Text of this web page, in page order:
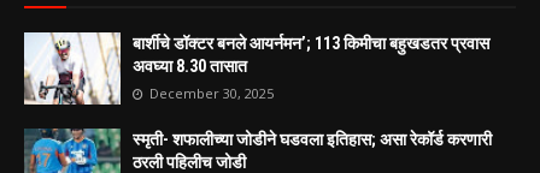
बार्शीचे डॉक्टर बनले आयर्नमन’; 113 किमीचा बहुखडतर प्रवास
अवघ्या 8.30 तासात
December 30, 2025
स्मृती- शफालीच्या जोडीने घडवला इतिहास; असा रेकॉर्ड करणारी
ठरली पहिलीच जोडी